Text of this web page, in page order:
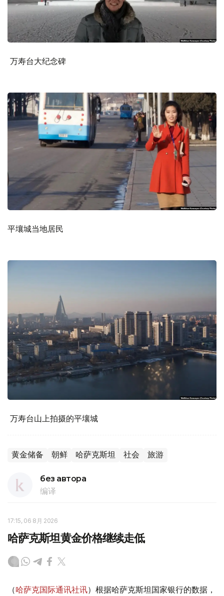
万寿台大纪念碑
平壤城当地居民
万寿台山上拍摄的平壤城
黄金储备 朝鲜 哈萨克斯坦 社会 旅游
без автора
编译
17:15, 06 8月 2026
哈萨克斯坦黄金价格继续走低
（哈萨克国际通讯社讯）根据哈萨克斯坦国家银行的数据，